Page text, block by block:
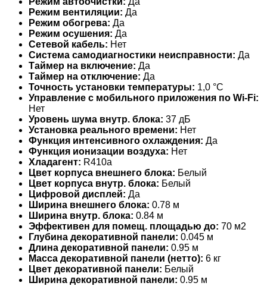
Режим вентиляции: Да
Режим обогрева: Да
Режим осушения: Да
Сетевой кабель: Нет
Система самодиагностики неисправности: Да
Таймер на включение: Да
Таймер на отключение: Да
Точность установки температуры: 1,0 °С
Управление c мобильного приложения по Wi-Fi:
Нет
Уровень шума внутр. блока: 37 дБ
Установка реального времени: Нет
Функция интенсивного охлаждения: Да
Функция ионизации воздуха: Нет
Хладагент: R410a
Цвет корпуса внешнего блока: Белый
Цвет корпуса внутр. блока: Белый
Цифровой дисплей: Да
Ширина внешнего блока: 0.78 м
Ширина внутр. блока: 0.84 м
Эффективен для помещ. площадью до: 70 м2
Глубина декоративной панели: 0.045 м
Длина декоративной панели: 0.95 м
Масса декоративной панели (нетто): 6 кг
Цвет декоративной панели: Белый
Ширина декоративной панели: 0.95 м